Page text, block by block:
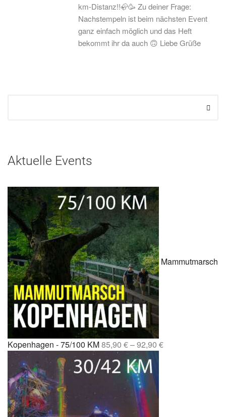
km-Distanz!!🦣🥳 Zu deiner Frage:
Nachstempeln ist beim nächsten Event
ganz einfach möglich und das Heft
bekommt ihr da auch 🙃 Liebe Grüße
Aktuelle Events
Mammutmarsch
Kopenhagen - 75/100 KM85,90 €–92,90 €